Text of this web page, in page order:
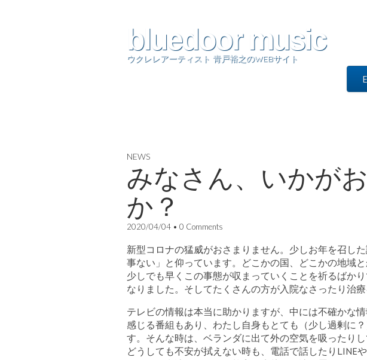
bluedoor music
ウクレレアーティスト 青戸裕之のWEBサイト
NEWS
みなさん、いかが
か？
2020/04/04 • 0 Comments
新型コロナの猛威がおさまりません。少しお年を召し
事ない」と仰っています。どこかの国、どこかの地域
少しでも早くこの事態が収まっていくことを祈るばか
なりました。そしてたくさんの方が入院なさったり治療
テレビの情報は本当に助かりますが、中には不確かな
感じる番組もあり、わたし自身もとても（少し過剰に
す。そんな時は、ベランダに出て外の空気を吸ったり
どうしても不安が拭えない時も、電話で話したりLINE